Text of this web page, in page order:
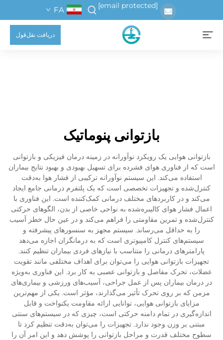
[email protected]
FA
دریافت نقل‌قول
بازتوانی پنوماتیک
بازتوانی هوایی یک رویکرد نوآورانه در زمینه درمان فیزیکی و بازتوانی
است که از فناوری هوای فشرده برای تسهیل بهبودی و بهبود نتایج بیماران
استفاده می‌کند. این سیستم نوآورانه ترکیبی از فشار هوا به‌دقت
کنترل‌شده و تجهیزات تخصصی است که یک پلتفرم درمانی جامع ایجاد
می‌کند و در کاربردهای مختلف درمانی کمک‌کننده است. این فناوری با
اعمال فشار هوای کالیبره‌شده به نواحی خاصی از بدن، الگوهای حرکتی
کنترل‌شده و تمرین مقاومتی را فراهم می‌کند و در عین حال خطر آسیب
را به حداقل می‌رساند. سیستم مجهز به سنسورهای پیشرفته و
سیستم‌های کنترل کامپیوتری است که به درمانگران اجازه می‌دهد
پارامترهای درمانی را متناسب با نیازهای فردی بیماران تنظیم کنند.
تجهیزات بازتوانی هوایی را می‌توان برای اهداف مختلفی مانند تقویت
عضلات، تحرک مفاصل و بازتوانی عصبی به کار برد. این فناوری به‌ویژه
در درمان بیماران پس از عمل جراحی، آسیب‌های ورزشی و بیماری‌های
مزمن که بر روی تحرک تأثیر می‌گذارند، مؤثر است. یکی از مهم‌ترین
مزایای بازتوانی هوایی، توانایی ارائه مقاومت یکنواخت و قابل
اندازه‌گیری در تمام دامنه حرکتی است، چیزی که در سیستم‌های سنتی
مبتنی بر وزن وجود ندارد. تجهیزات را می‌توان به‌دقت تنظیم کرد تا
سطوح مختلف قدرت و مراحل بازتوانی را پوشش دهد و این امر آن را